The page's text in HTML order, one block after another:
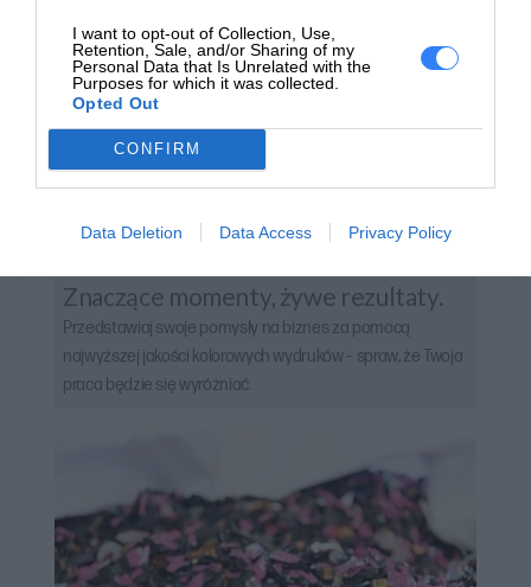
I want to opt-out of Collection, Use,
Retention, Sale, and/or Sharing of my
Personal Data that Is Unrelated with the
Purposes for which it was collected.
Opted Out
CONFIRM
Data Deletion Data Access Privacy Policy
Znaczące momenty, żywe rezultaty.
Przedstawiaj swoje pomysły na biznes za pomocą
najwyższej jakości kolorowych wydruków – spraw, że Twoja
praca będzie się wyróżniać.